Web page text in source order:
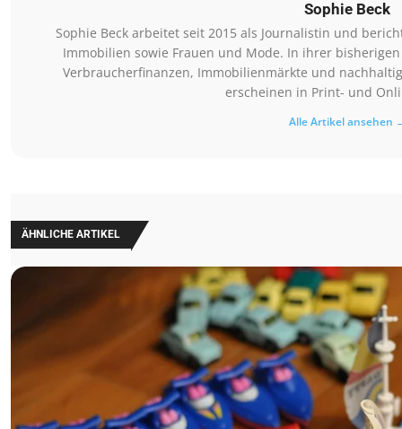
Sophie Beck
Sophie Beck arbeitet seit 2015 als Journalistin und
Immobilien sowie Frauen und Mode. In ihrer
Verbraucherfinanzen, Immobilienmärkte und
erscheinen in Print- und
Alle Artikel ansehen
ÄHNLICHE ARTIKEL